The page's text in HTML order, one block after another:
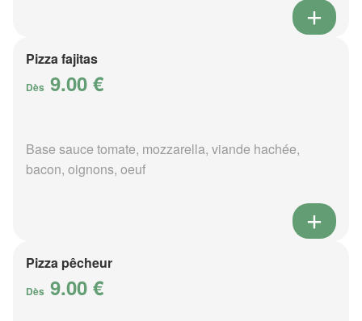
Pizza fajitas
Dès 9.00 €
Base sauce tomate, mozzarella, viande hachée,
bacon, oignons, oeuf
Pizza pêcheur
Dès 9.00 €